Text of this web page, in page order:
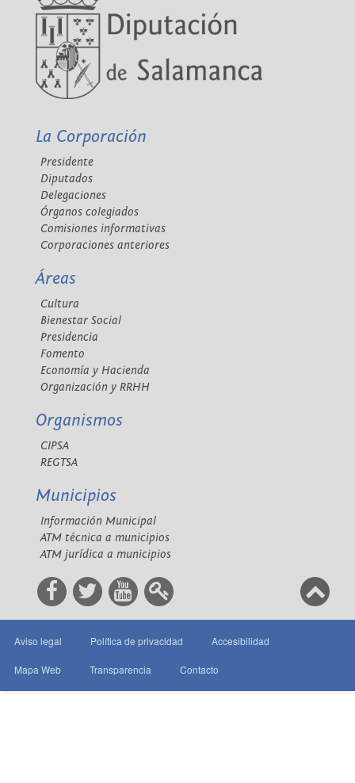
La Corporación
Presidente
Diputados
Delegaciones
Órganos colegiados
Comisiones informativas
Corporaciones anteriores
Áreas
Cultura
Bienestar Social
Presidencia
Fomento
Economía y Hacienda
Organización y RRHH
Organismos
CIPSA
REGTSA
Municipios
Información Municipal
ATM técnica a municipios
ATM jurídica a municipios
Aviso legal Política de privacidad Accesibilidad
Mapa Web Transparencia Contacto